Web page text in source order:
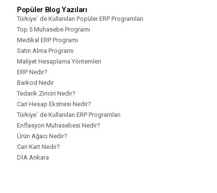
Popüler Blog Yazıları
Türkiye` de Kullanılan Popüler ERP Programları
Top 5 Muhasebe Programı
Medikal ERP Programı
Satın Alma Programı
Maliyet Hesaplama Yöntemleri
ERP Nedir?
Barkod Nedir
Tedarik Zinciri Nedir?
Cari Hesap Ekstresi Nedir?
Türkiye` de Kullanılan ERP Programları
Enflasyon Muhasebesi Nedir?
Ürün Ağacı Nedir?
Cari Kart Nedir?
DİA Ankara